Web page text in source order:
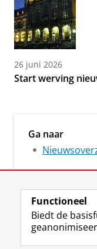
26 juni 2026
Start werving
Ga naar
Functioneel
Biedt de